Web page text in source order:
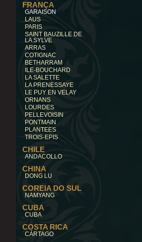
FRANÇA
GARAISON
LAUS
PARIS
SAINT BAUZILLE DE
LA SYLVE
ARRAS
COTIGNAC
BETHARRAM
ILE-BOUCHARD
LA SALETTE
LA PRENESSAYE
LE PUY EN VELAY
ORNANS
LOURDES
PELLEVOISIN
PONTMAIN
PLANTEES
TROIS-EPIS
CHILE
ANDACOLLO
CHINA
DONG LU
COREIA DO SUL
NAMYANG
CUBA
CUBA
COSTA RICA
CÁRTAGO